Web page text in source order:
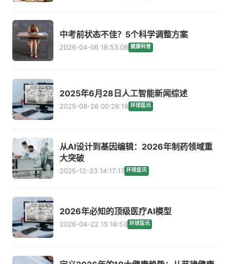
中考前状态不佳？5个科学调整方案
2026-04-06 18:53:06 健康科普
2025年6月28日人工智能新闻综述
2025-08-26 00:26:18 环球医讯
从AI设计到基因编辑：2026年制药领域重
大突破
2025-12-23 14:17:17 环球医讯
2026年必知的顶级医疗AI模型
2026-04-22 15:18:53 环球医讯